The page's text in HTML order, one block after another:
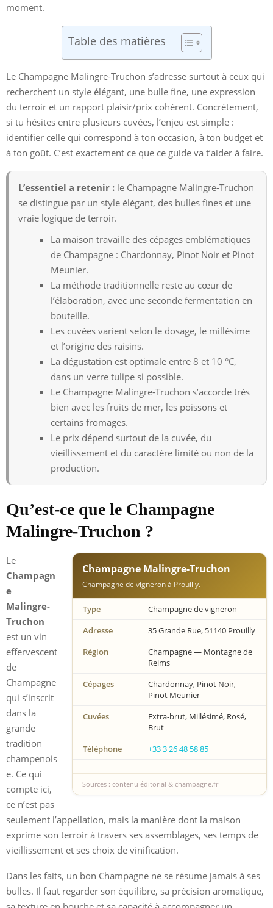
moment.
Table des matières
Le Champagne Malingre-Truchon s’adresse surtout à ceux qui
recherchent un style élégant, une bulle fine, une expression
du terroir et un rapport plaisir/prix cohérent. Concrètement,
si tu hésites entre plusieurs cuvées, l’enjeu est simple :
identifier celle qui correspond à ton occasion, à ton budget et
à ton goût. C’est exactement ce que ce guide va t’aider à faire.
L’essentiel a retenir : le Champagne Malingre-Truchon
se distingue par un style élégant, des bulles fines et une
vraie logique de terroir.
La maison travaille des cépages emblématiques
de Champagne : Chardonnay, Pinot Noir et Pinot
Meunier.
La méthode traditionnelle reste au cœur de
l’élaboration, avec une seconde fermentation en
bouteille.
Les cuvées varient selon le dosage, le millésime
et l’origine des raisins.
La dégustation est optimale entre 8 et 10 °C,
dans un verre tulipe si possible.
Le Champagne Malingre-Truchon s’accorde très
bien avec les fruits de mer, les poissons et
certains fromages.
Le prix dépend surtout de la cuvée, du
vieillissement et du caractère limité ou non de la
production.
Qu’est-ce que le Champagne
Malingre-Truchon ?
Champagne Malingre-Truchon
Champagne de vigneron à Prouilly.
Type
Champagne de vigneron
Adresse
35 Grande Rue, 51140 Prouilly
Région
Champagne — Montagne de
Reims
Cépages
Chardonnay, Pinot Noir,
Pinot Meunier
Cuvées
Extra-brut, Millésimé, Rosé,
Brut
Téléphone
+33 3 26 48 58 85
Sources : contenu éditorial & champagne.fr
Le
Champagn
e
Malingre-
Truchon
est un vin
effervescent
de
Champagne
qui s’inscrit
dans la
grande
tradition
champenois
e. Ce qui
compte ici,
ce n’est pas
seulement l’appellation, mais la manière dont la maison
exprime son terroir à travers ses assemblages, ses temps de
vieillissement et ses choix de vinification.
Dans les faits, un bon Champagne ne se résume jamais à ses
bulles. Il faut regarder son équilibre, sa précision aromatique,